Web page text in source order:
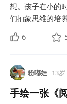
想。孩子在小的
们抽象思维的培
6
粉嘟娃 13岁
手绘一张《